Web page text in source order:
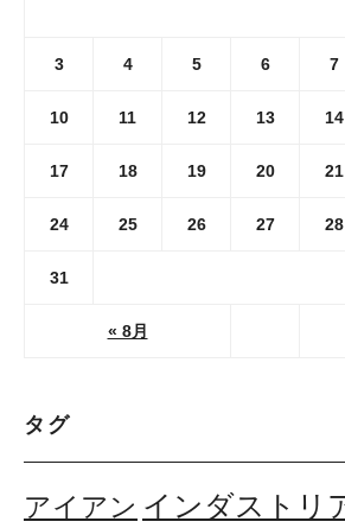
« 8月
3 4 5 6 7
10 11 12 13 14
17 18 19 20 21
24 25 26 27 28
31
タグ
アイアン インダストリ